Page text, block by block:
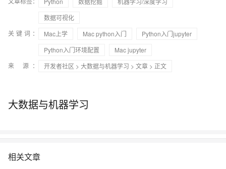
数据可视化
关键词：
Mac上学 Mac python入门
Python入门jupyter
Python入门环境配置
Mac jupyter
来 源：
开发者社区 > 大数据与机器学习 > 文章 > 正文
大数据与机器学习
相关文章